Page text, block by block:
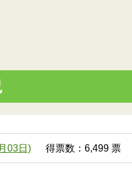
03日) 得票数：6,499 票